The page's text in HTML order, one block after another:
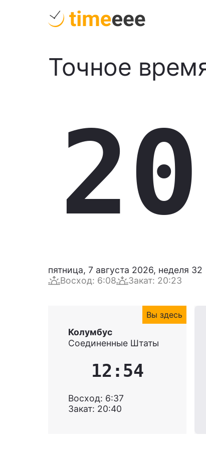
Точное
пятница, 7 августа 2026, неделя 32
Восход: 6:08 Закат: 20:23
Вы здесь
Колумбус
Соединенные Штаты
12:54
Восход: 6:37
Закат: 20:40